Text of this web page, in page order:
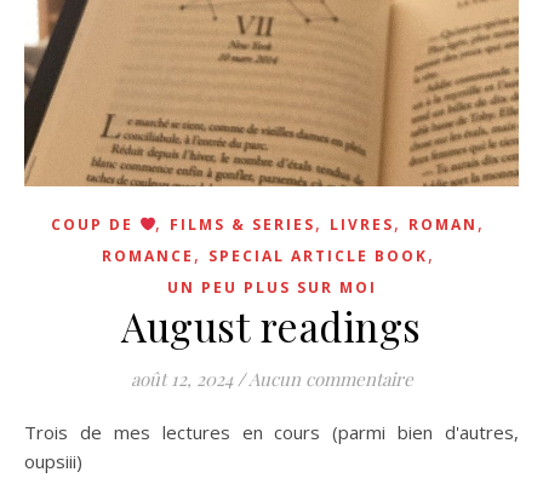
COUP DE , FILMS & SERIES, LIVRES, ROMAN ,
ROMANCE , SPECIAL ARTICLE BOOK,
UN PEU PLUS SUR MOI
August readings
août 12, 2024 / Aucun commentaire
Trois de mes lectures en cours (parmi bien d'autres,
oupsiii)